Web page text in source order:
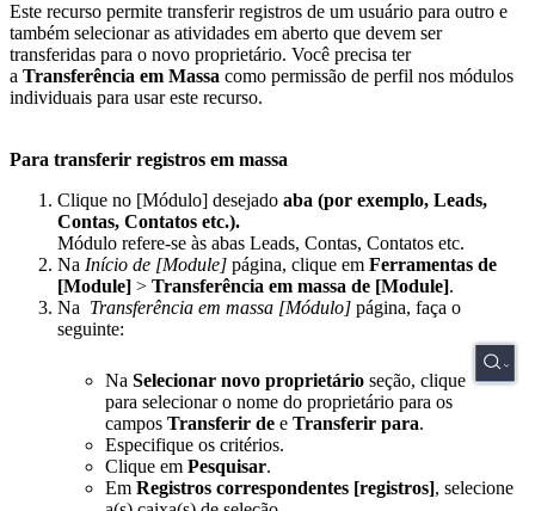
Este recurso permite transferir registros de um usuário para outro e
também selecionar as atividades em aberto que devem ser
transferidas para o novo proprietário. Você precisa ter
a Transferência em Massa como permissão de perfil nos módulos
individuais para usar este recurso.
Para transferir registros em massa
Clique no [Módulo] desejado aba (por exemplo, Leads,
Contas, Contatos etc.).
Módulo refere-se às abas Leads, Contas, Contatos etc.
Na Início de [Module] página, clique em Ferramentas de
[Module] > Transferência em massa de [Module].
Na Transferência em massa [Módulo] página, faça o
seguinte:
Na Selecionar novo proprietário seção, clique
para selecionar o nome do proprietário para os
campos Transferir de e Transferir para.
Especifique os critérios.
Clique em Pesquisar.
Em Registros correspondentes [registros], selecione